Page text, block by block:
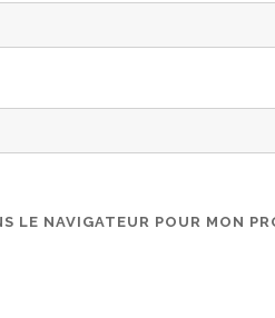
LE NAVIGATEUR POUR MON